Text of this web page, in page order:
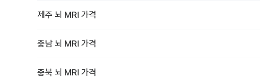
제주 뇌 MRI 가격
충남 뇌 MRI 가격
충북 뇌 MRI 가격